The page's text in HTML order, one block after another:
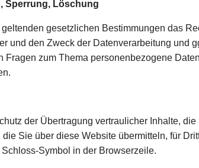
Sperrung, Löschung
gesetzlichen Bestimmungen das
und den Zweck der Datenverarbeitung und
Fragen zum Thema personenbezogene
der Übertragung vertraulicher Inhalte,
Sie über diese Website übermitteln, für
Symbol in der Browserzeile.